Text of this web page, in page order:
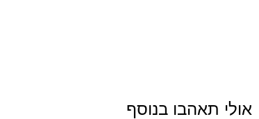
אולי תאהבו בנוסף